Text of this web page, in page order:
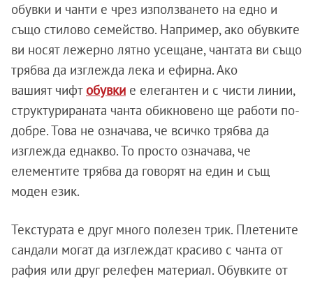
обувки и чанти е чрез използването на едно и
също стилово семейство. Например, ако обувките
ви носят лежерно лятно усещане, чантата ви също
трябва да изглежда лека и ефирна. Ако
вашият чифт обувки е елегантен и с чисти линии,
структурираната чанта обикновено ще работи по-
добре. Това не означава, че всичко трябва да
изглежда еднакво. То просто означава, че
елементите трябва да говорят на един и същ
моден език.
Текстурата е друг много полезен трик. Плетените
сандали могат да изглеждат красиво с чанта от
рафия или друг релефен материал. Обувките от